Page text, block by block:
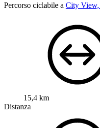
Percorso ciclabile a City View,
15,4 km
Distanza